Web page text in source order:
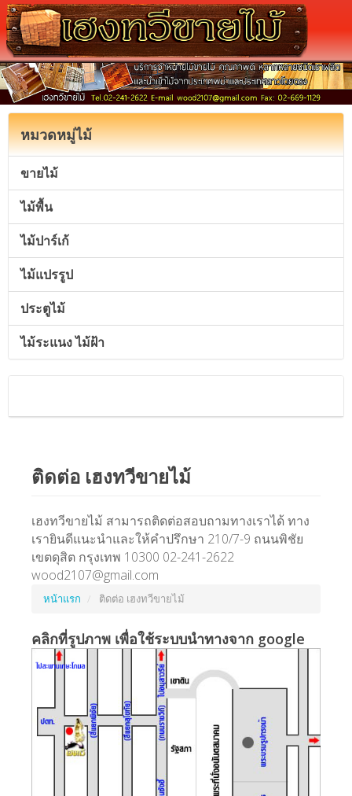
หมวดหมู่ไม้
ขายไม้
ไม้พื้น
ไม้ปาร์เก้
ไม้แปรรูป
ประตูไม้
ไม้ระแนง ไม้ฝ้า
ติดต่อ เฮงทวีขายไม้
เฮงทวีขายไม้ สามารถติดต่อสอบถามทางเราได้ ทาง
เรายินดีแนะนำและให้คำปรึกษา 210/7-9 ถนนพิชัย
เขตดุสิต กรุงเทพ 10300 02-241-2622
wood2107@gmail.com
หน้าแรก ติดต่อ เฮงทวีขายไม้
คลิกที่รูปภาพ เพื่อใช้ระบบนำทางจาก google